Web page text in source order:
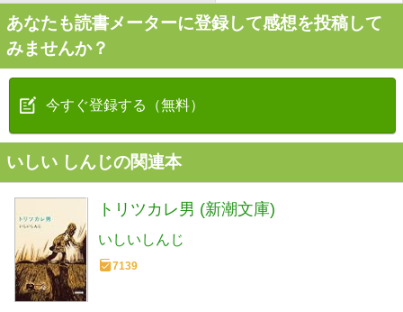
あなたも読書メーターに登録して感想を投稿して
みませんか？
今すぐ登録する（無料）
いしい しんじの関連本
トリツカレ男 (新潮文庫)
いしいしんじ
7139